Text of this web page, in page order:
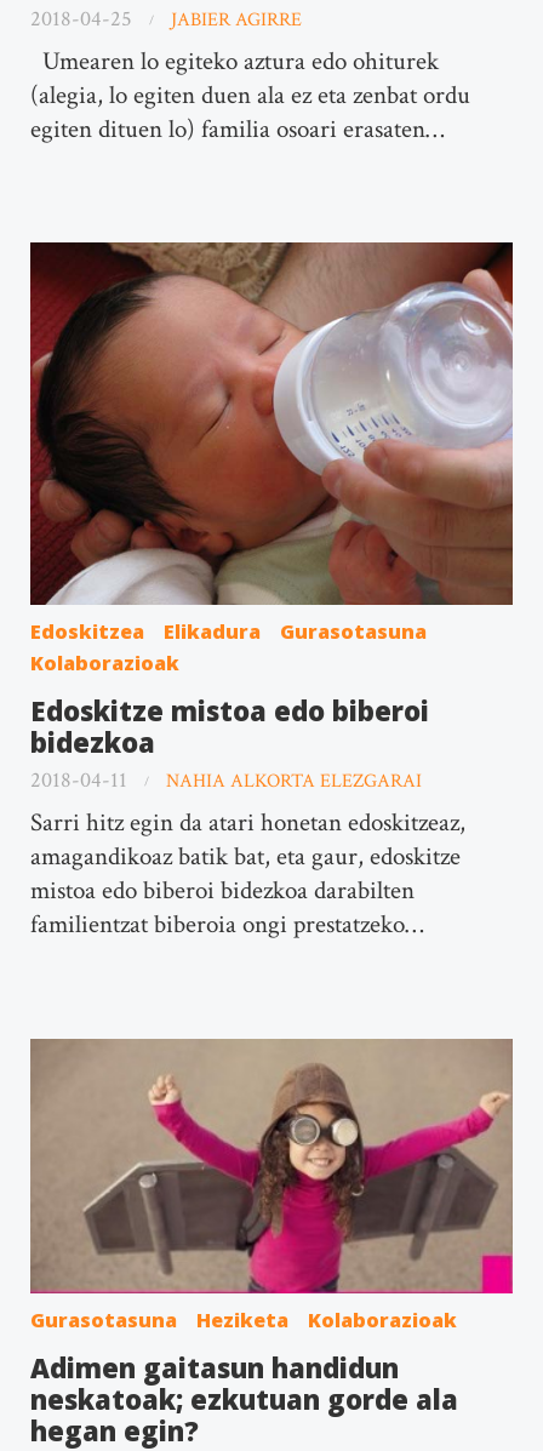
2018-04-25 JABIER AGIRRE
Umearen lo egiteko aztura edo ohiturek
(alegia, lo egiten duen ala ez eta zenbat ordu
egiten dituen lo) familia osoari erasaten…
Edoskitzea Elikadura
Gurasotasuna
Kolaborazioak
Edoskitze mistoa edo biberoi
bidezkoa
2018-04-11 NAHIA ALKORTA ELEZGARAI
Sarri hitz egin da atari honetan edoskitzeaz,
amagandikoaz batik bat, eta gaur, edoskitze
mistoa edo biberoi bidezkoa darabilten
familientzat biberoia ongi prestatzeko…
Gurasotasuna Heziketa Kolaborazioak
Adimen gaitasun handidun
neskatoak; ezkutuan gorde ala
hegan egin?